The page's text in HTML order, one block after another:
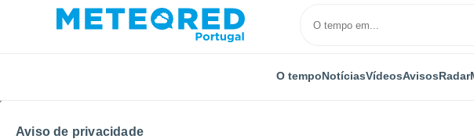
Aviso de privacidade
O tempoNotíciasVídeosAvisosRadar